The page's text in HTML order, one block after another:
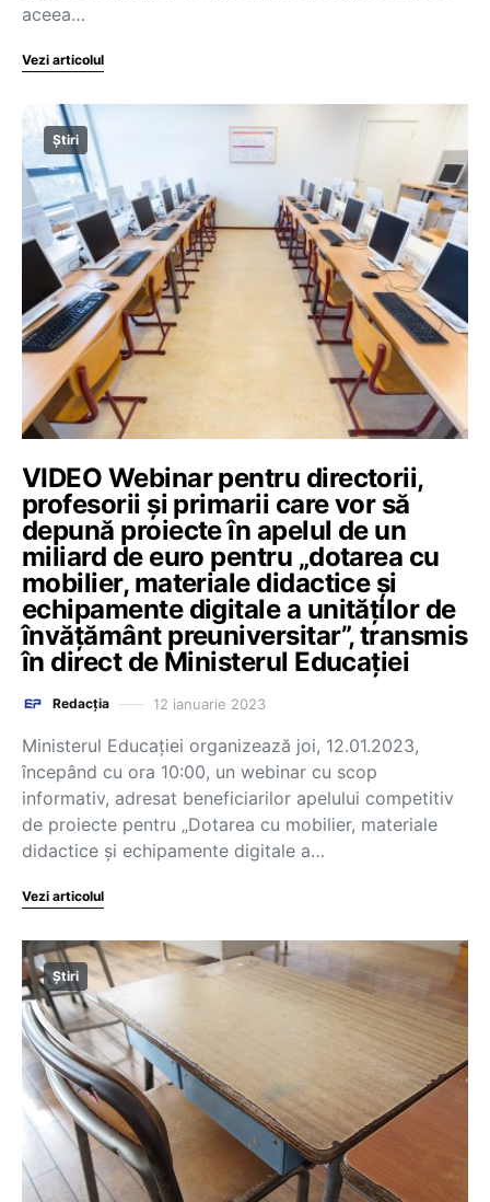
aceea…
Vezi articolul
Știri
VIDEO Webinar pentru directorii,
profesorii și primarii care vor să
depună proiecte în apelul de un
miliard de euro pentru „dotarea cu
mobilier, materiale didactice și
echipamente digitale a unităților de
învățământ preuniversitar”, transmis
în direct de Ministerul Educației
Redacția 12 ianuarie 2023
Ministerul Educației organizează joi, 12.01.2023,
începând cu ora 10:00, un webinar cu scop
informativ, adresat beneficiarilor apelului competitiv
de proiecte pentru „Dotarea cu mobilier, materiale
didactice și echipamente digitale a…
Vezi articolul
Știri